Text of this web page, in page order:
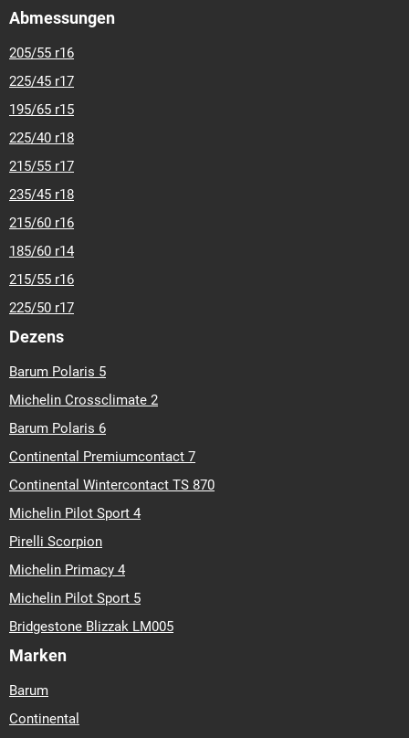
Abmessungen
205/55 r16
225/45 r17
195/65 r15
225/40 r18
215/55 r17
235/45 r18
215/60 r16
185/60 r14
215/55 r16
225/50 r17
Dezens
Barum Polaris 5
Michelin Crossclimate 2
Barum Polaris 6
Continental Premiumcontact 7
Continental Wintercontact TS 870
Michelin Pilot Sport 4
Pirelli Scorpion
Michelin Primacy 4
Michelin Pilot Sport 5
Bridgestone Blizzak LM005
Marken
Barum
Continental